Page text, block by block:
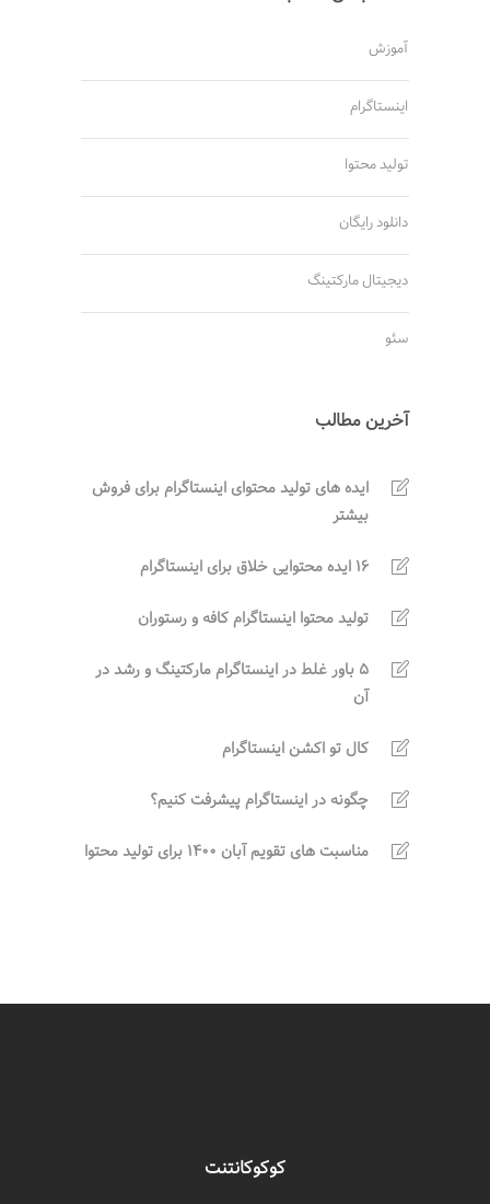
آموزش
اینستاگرام
تولید محتوا
دانلود رایگان
دیجیتال مارکتینگ
سئو
آخرین مطالب
ایده های تولید محتوای اینستاگرام برای فروش
بیشتر
16 ایده محتوایی خلاق برای اینستاگرام
تولید محتوا اینستاگرام کافه و رستوران
5 باور غلط در اینستاگرام مارکتینگ و رشد در
آن
کال تو اکشن اینستاگرام
چگونه در اینستاگرام پیشرفت کنیم؟
مناسبت های تقویم آبان 1400 برای تولید محتوا
کوکوکانتنت